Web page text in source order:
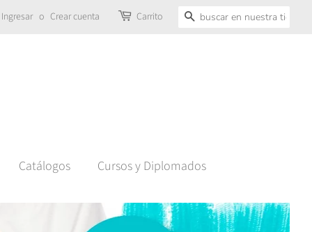
Ingresar o Crear cuenta Carrito Buscar
Catálogos Cursos y Diplomados